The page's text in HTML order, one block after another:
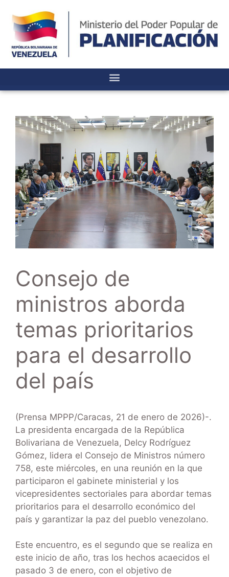
Consejo de
ministros aborda
temas prioritarios
para el desarrollo
del país
(Prensa MPPP/Caracas, 21 de enero de 2026)-.
La presidenta encargada de la República
Bolivariana de Venezuela, Delcy Rodríguez
Gómez, lidera el Consejo de Ministros número
758, este miércoles, en una reunión en la que
participaron el gabinete ministerial y los
vicepresidentes sectoriales para abordar temas
prioritarios para el desarrollo económico del
país y garantizar la paz del pueblo venezolano.
Este encuentro, es el segundo que se realiza en
este inicio de año, tras los hechos acaecidos el
pasado 3 de enero, con el objetivo de